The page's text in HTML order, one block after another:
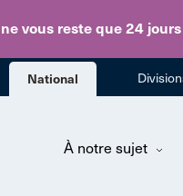
vous reste que 24 jours
National
À notre sujet